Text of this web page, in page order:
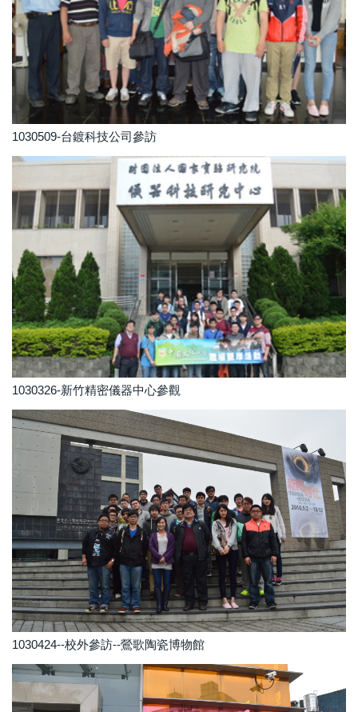
1030509-台鍍科技公司參訪
1030326-新竹精密儀器中心參觀
1030424--校外參訪--鶯歌陶瓷博物館